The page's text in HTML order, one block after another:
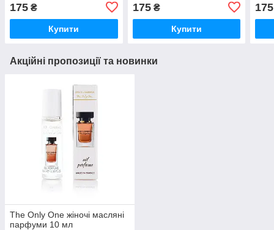
175 ₴
Купити
175₴
Купити
175
Акційні пропозиції та новинки
The Only One жіночі масляні
парфуми 10 мл